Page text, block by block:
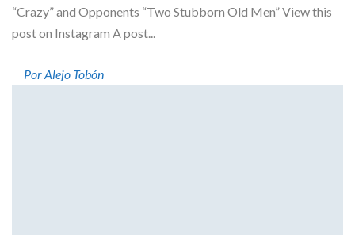
“Crazy” and Opponents “Two Stubborn Old Men” View this
post on Instagram A post...
Por Alejo Tobón